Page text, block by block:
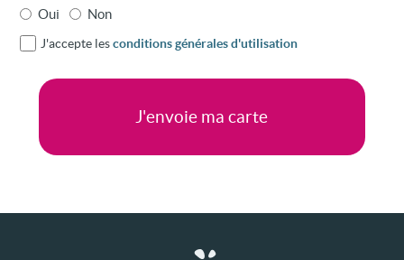
Oui Non
J'accepte lesconditions générales d'utilisation